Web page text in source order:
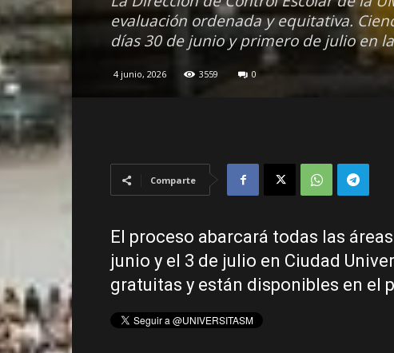
evaluación ordenada y equitativa.
días 30 de junio y primero de julio en la
4 junio, 2026 3559 0
Comparte
El proceso abarcará todas las
junio y el 3 de julio en Ciudad
gratuitas y están disponibles en el